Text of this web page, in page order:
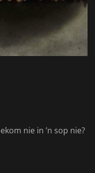
nie in ’n sop nie?